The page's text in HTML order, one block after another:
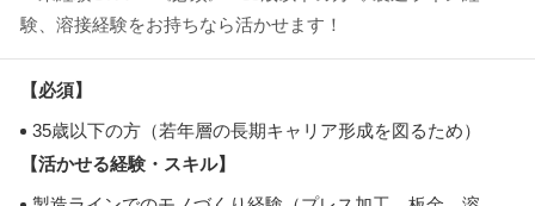
験、溶接経験をお持ちなら活かせます！
【必須】
35歳以下の方（若年層の長期キャリア形成を図るため）
【活かせる経験・スキル】